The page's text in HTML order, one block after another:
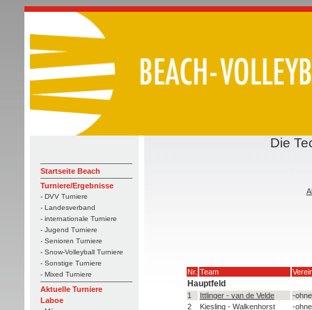
Startseite Beach
Turniere/Ergebnisse
- DVV Turniere
- Landesverband
- internationale Turniere
- Jugend Turniere
- Senioren Turniere
- Snow-Volleyball Turniere
- Sonstige Turniere
- Mixed Turniere
Aktuelle Turniere
Laboe
Die
Nr. Team
Hauptfeld
1 Ittlinger - van de Velde
-
2
Kiesling - Walkenhorst
-